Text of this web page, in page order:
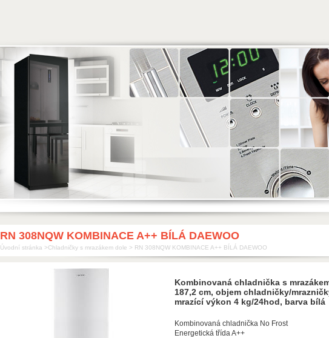
RN 308NQW KOMBINACE A++ BÍLÁ DAEWOO
Úvodní stránka >Chladničky s mrazákem dole > RN 308NQW KOMBINACE A++ BÍLÁ DAEWOO
Kombinovaná chladnička s
187,2 cm, objem chladničky/
mrazící výkon 4 kg/24hod, barva bílá
Kombinovaná chladnička No Frost
Energetická třída A++